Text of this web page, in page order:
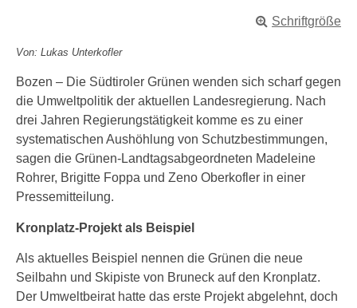
Schriftgröße
Von: Lukas Unterkofler
Bozen – Die Südtiroler Grünen wenden sich scharf gegen
die Umweltpolitik der aktuellen Landesregierung. Nach
drei Jahren Regierungstätigkeit komme es zu einer
systematischen Aushöhlung von Schutzbestimmungen,
sagen die Grünen-Landtagsabgeordneten Madeleine
Rohrer, Brigitte Foppa und Zeno Oberkofler in einer
Pressemitteilung.
Kronplatz-Projekt als Beispiel
Als aktuelles Beispiel nennen die Grünen die neue
Seilbahn und Skipiste von Bruneck auf den Kronplatz.
Der Umweltbeirat hatte das erste Projekt abgelehnt, doch